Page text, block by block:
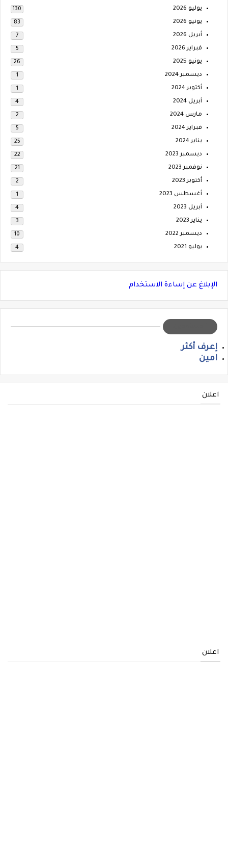
يوليو 2026 130
يونيو 2026 83
أبريل 2026 7
فبراير 2026 5
يونيو 2025 26
ديسمبر 2024 1
أكتوبر 2024 1
أبريل 2024 4
مارس 2024 2
فبراير 2024 5
يناير 2024 25
ديسمبر 2023 22
نوفمبر 2023 21
أكتوبر 2023 2
أغسطس 2023 1
أبريل 2023 4
يناير 2023 3
ديسمبر 2022 10
يوليو 2021 4
الإبلاغ عن إساءة الاستخدام
إعرف أكثر
امين
اعلان
اعلان